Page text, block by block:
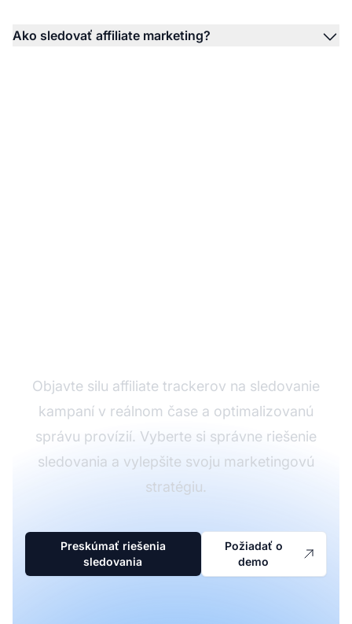
Ako sledovať affiliate marketing?
Objavte silu affiliate trackerov na sledovanie
kampaní v reálnom čase a optimalizovanú
správu provízií. Vyberte si správne riešenie
sledovania a vylepšite svoju marketingovú
stratégiu.
Preskúmať riešenia
sledovania
Požiadať o
demo